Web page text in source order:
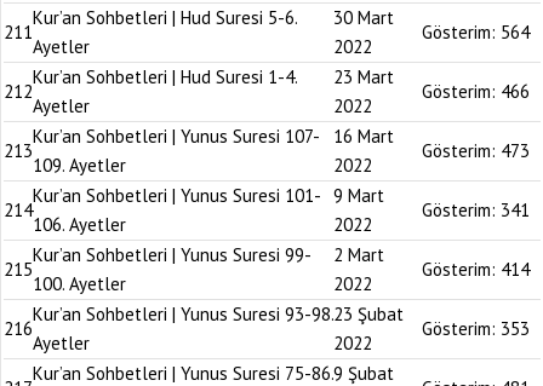
211
Kur’an Sohbetleri | Hud Suresi 5-6.
Ayetler
30 Mart
2022
Gösterim: 564
212
Kur’an Sohbetleri | Hud Suresi 1-4.
Ayetler
23 Mart
2022
Gösterim: 466
213
Kur’an Sohbetleri | Yunus Suresi 107-
109. Ayetler
16 Mart
2022
Gösterim: 473
214
Kur’an Sohbetleri | Yunus Suresi 101-
106. Ayetler
9 Mart
2022
Gösterim: 341
215
Kur’an Sohbetleri | Yunus Suresi 99-
100. Ayetler
2 Mart
2022
Gösterim: 414
216
Kur’an Sohbetleri | Yunus Suresi 93-98.
Ayetler
23 Şubat
2022
Gösterim: 353
Kur’an Sohbetleri | Yunus Suresi 75-86.9 Şubat